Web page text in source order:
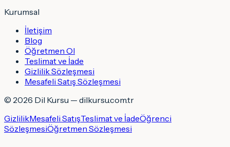
Kurumsal
İletişim
Blog
Öğretmen Ol
Teslimat ve İade
Gizlilik Sözleşmesi
Mesafeli Satış Sözleşmesi
© 2026 Dil Kursu — dilkursu.com.tr
GizlilikMesafeli SatışTeslimat ve İadeÖğrenci
SözleşmesiÖğretmen Sözleşmesi